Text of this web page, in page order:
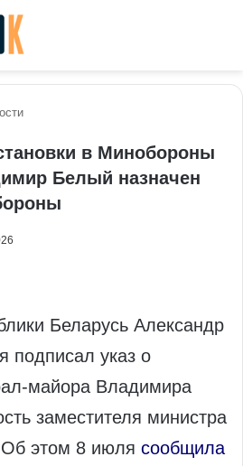
в Минобороны
Белый назначен
Беларусь Александр
подписал указ о
Владимира
заместителя министра
этом 8 июля сообщила